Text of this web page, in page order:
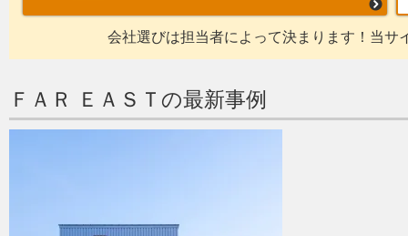
会社選びは担当者によって決まります！当サ
ＦＡＲ ＥＡＳＴの最新事例